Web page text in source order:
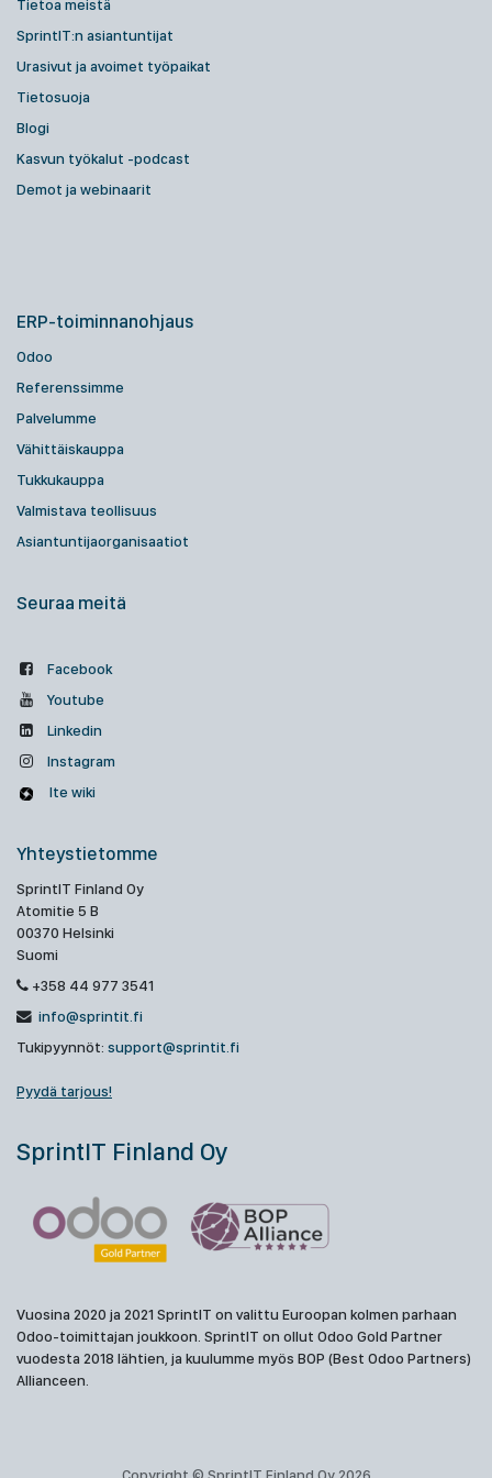
Tietoa meistä
SprintIT:n asiantuntijat
Urasivut ja avoimet työpaikat
Tietosuoja
Blogi
Kasvun työkalut -podcast
Demot ja webinaarit
ERP-toiminnanohjaus
Odoo
Referenssimme
Palvelumme
Vähittäiskauppa
Tukkukauppa
Valmistava teollisuus
Asiantuntijaorganisaatiot
Seuraa meitä
Facebook
Youtube
Linkedin
Instagram
Ite wiki
Yhteystietomme
SprintIT Finland Oy
Atomitie 5 B
00370 Helsinki
Suomi
+358 44 977 3541
info@sprintit.fi
Tukipyynnöt: support@sprintit.fi
Pyydä tarjous!
SprintIT Finland Oy
Vuosina 2020 ja 2021 SprintIT on valittu Euroopan kolmen parhaan
Odoo-toimittajan joukkoon. SprintIT on ollut Odoo Gold Partner
vuodesta 2018 lähtien, ja kuulumme myös BOP (Best Odoo Partners)
Allianceen.
Copyright © SprintIT Finland Oy 2026